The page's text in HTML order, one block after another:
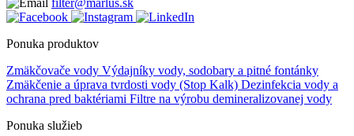
filter@marlus.sk
Ponuka produktov
Zmäkčovače vody Výdajníky vody, sodobary a pitné fontánky
Zmäkčenie a úprava tvrdosti vody (Stop Kalk) Dezinfekcia vody a
ochrana pred baktériami Filtre na výrobu demineralizovanej vody
Ponuka služieb